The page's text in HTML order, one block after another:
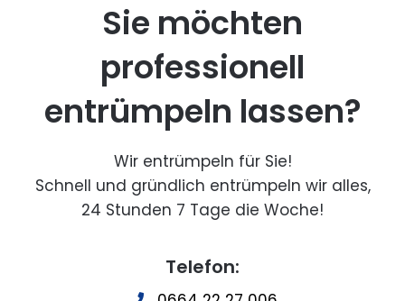
Sie möchten
professionell
entrümpeln lassen?
Wir entrümpeln für Sie!
Schnell und gründlich entrümpeln wir alles,
24 Stunden 7 Tage die Woche!
Telefon: